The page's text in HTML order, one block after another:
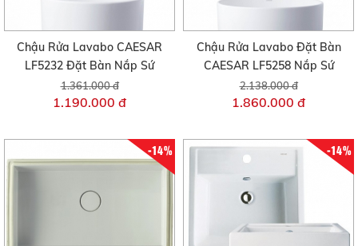
Chậu Rửa Lavabo CAESAR
LF5232 Đặt Bàn Nắp Sứ
1.361.000 đ
1.190.000 đ
Chậu Rửa Lavabo Đặt Bàn
CAESAR LF5258 Nắp Sứ
2.138.000 đ
1.860.000 đ
-14% -14%